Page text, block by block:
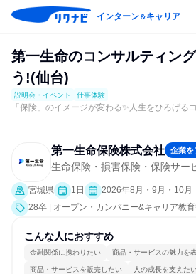
インターン＆キャリア
第一生命のコンサルティン
う!(仙台)
説明会・イベント 仕事体験
「保険」のイメージが変わる✨人生をひろげる
第一生命保険株式会社 企業を
生命保険・損害保険・保険サー
宮城県 1日
2026年8月・9月・10月
28卒 | オープン・カンパニー&キャリア教
こんな人におすすめ
金融関係に携わりたい 商品・サービスの魅力を
商品・サービスを販売したい 人の成長を支えた